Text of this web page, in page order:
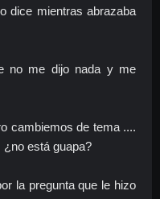
dice mientras abrazaba
no me dijo nada y me
cambiemos de tema ....
¿no está guapa?
la pregunta que le hizo